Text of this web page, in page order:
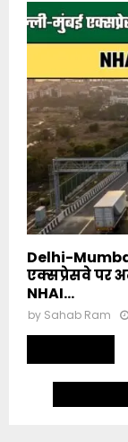
Delhi-
एक्सप्रेसवे पर
NHAI...
by Sahab Ram